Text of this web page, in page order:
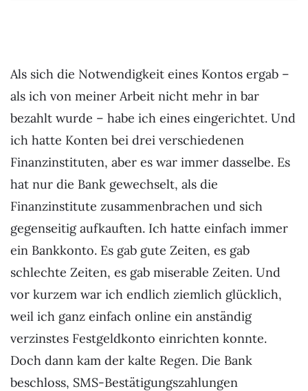
Als sich die Notwendigkeit eines Kontos ergab –
als ich von meiner Arbeit nicht mehr in bar
bezahlt wurde – habe ich eines eingerichtet. Und
ich hatte Konten bei drei verschiedenen
Finanzinstituten, aber es war immer dasselbe. Es
hat nur die Bank gewechselt, als die
Finanzinstitute zusammenbrachen und sich
gegenseitig aufkauften. Ich hatte einfach immer
ein Bankkonto. Es gab gute Zeiten, es gab
schlechte Zeiten, es gab miserable Zeiten. Und
vor kurzem war ich endlich ziemlich glücklich,
weil ich ganz einfach online ein anständig
verzinstes Festgeldkonto einrichten konnte.
Doch dann kam der kalte Regen. Die Bank
beschloss, SMS-Bestätigungszahlungen